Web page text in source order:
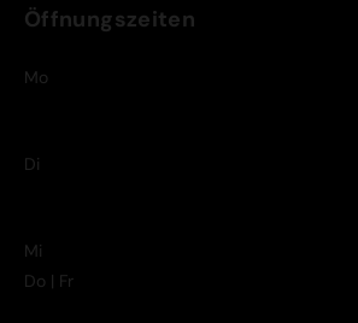
Öffnungszeiten
Mo
Di
Mi
Do | Fr